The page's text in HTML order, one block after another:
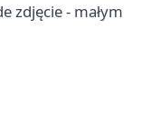
zdjęcie - małym